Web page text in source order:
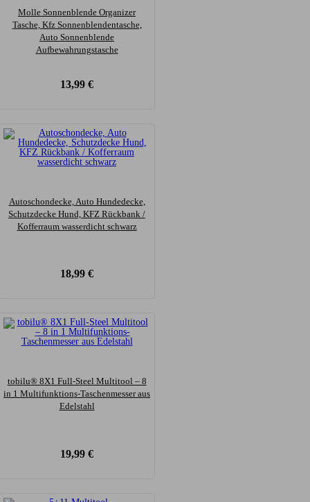
Molle Sonnenblende Organizer
Tasche, Kfz Sonnenblendentasche,
Auto Sonnenblende
Aufbewahrungstasche
13,99 €
Autoschondecke, Auto Hundedecke,
Schutzdecke Hund, KFZ Rückbank /
Kofferraum wasserdicht schwarz
18,99 €
tobilu® 8X1 Full-Steel Multitool – 8
in 1 Multifunktions-Taschenmesser aus
Edelstahl
19,99 €